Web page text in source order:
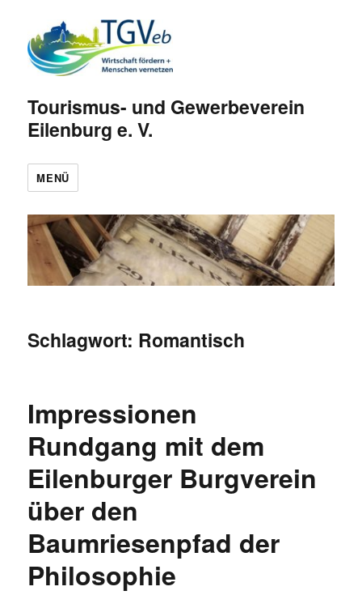
Tourismus- und Gewerbeverein
Eilenburg e. V.
MENÜ
Schlagwort: Romantisch
Impressionen
Rundgang mit dem
Eilenburger Burgverein
über den
Baumriesenpfad der
Philosophie